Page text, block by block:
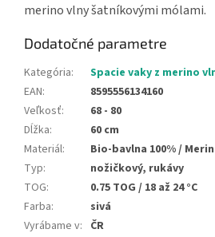
merino vlny šatníkovými mólami.
Dodatočné parametre
Kategória:
Spacie vaky z merino
EAN:
8595556134160
Veľkosť:
68 - 80
Dĺžka:
60 cm
Materiál:
Bio-bavlna 100% /
Typ:
nožičkový, rukávy
TOG:
0.75 TOG / 18 až 24 °C
Farba:
sivá
Vyrábame v: ČR